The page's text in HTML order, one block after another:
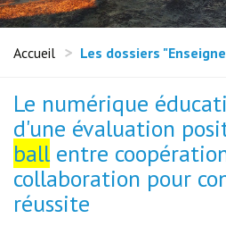
Accueil Les dossiers
Le numérique
d'une évaluation
ball entre
collaboration pour
réussite